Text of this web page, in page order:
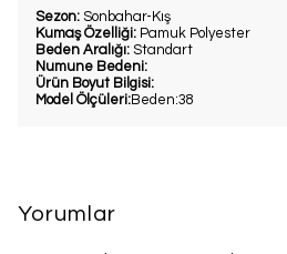
Sezon: Sonbahar-Kış
Kumaş Özelliği: Pamuk Polyester
Beden Aralığı: Standart
Numune Bedeni:
Ürün Boyut Bilgisi:
Model Ölçüleri:Beden:38
Yorumlar